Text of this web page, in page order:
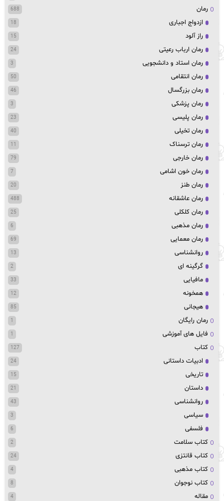
رمان 688
ازدواج اجباری 18
راز آلود 15
رمان ارباب رعیتی 24
رمان استاد و دانشجویی 3
رمان انتقامی 50
رمان بزرگسال 46
رمان پزشکی 3
رمان پلیسی 23
رمان تخیلی 40
رمان ترسناک 11
رمان خارجی 79
رمان خون اشامی 7
رمان طنز 20
رمان عاشقانه 488
رمان کلکلی 25
رمان مذهبی 6
رمان معمایی 69
روانشناسی 13
گرگینه ای 2
مافیایی 33
همخونه 12
هیجانی 85
رمان رایگان 1
فایل های آموزشی 1
کتاب 127
ادبیات داستانی 24
تاریخی 15
داستان 21
روانشناسی 43
سیاسی 3
فلسفی 6
کتاب سلامت 2
کتاب قانتزی 24
کتاب مذهبی 4
کتاب نوجوان 8
مقاله 4